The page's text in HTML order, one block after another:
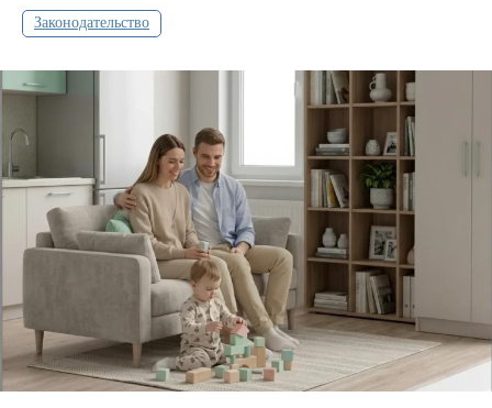
Законодательство